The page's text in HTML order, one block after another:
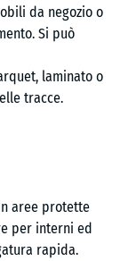
da negozio o
Si può
laminato o
tracce.
aree protette
per interni ed
rapida.